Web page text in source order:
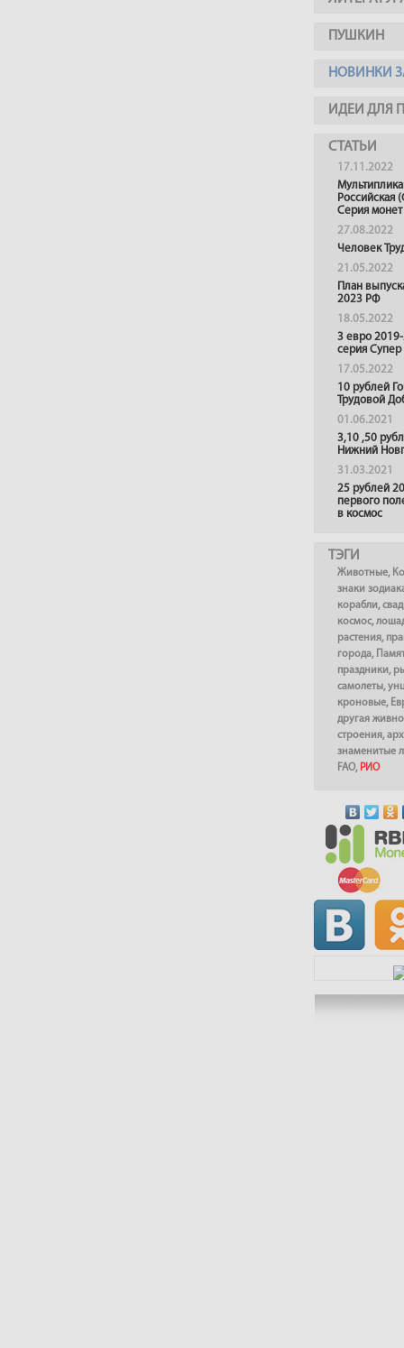
ПУШКИН
НОВИНКИ
ИДЕИ ДЛЯ
СТАТЬИ
17.11.2022
Российская
Серия монет
27.08.2022
Человек
21.05.2022
План
2023 РФ
18.05.2022
3 евро
серия
17.05.2022
10 рублей
Трудовой
01.06.2021
3,10 ,50
Нижний
31.03.2021
25 рублей
первого
в космос
ТЭГИ
Животные,
знаки
корабли,
космос,
растения,
города,
праздники,
самолеты,
кроновые,
другая
строения,
знаменитые
FAO, РИО